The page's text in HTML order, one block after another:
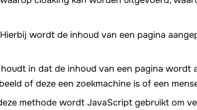
wordt de inhoud van een pagina
in dat de inhoud van een pagina wordt
of deze een zoekmachine is of een
methode wordt JavaScript gebruikt om